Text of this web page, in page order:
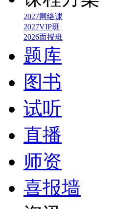
2027网络课
2027VIP班
2026面授班
题库
图书
试听
直播
师资
喜报墙